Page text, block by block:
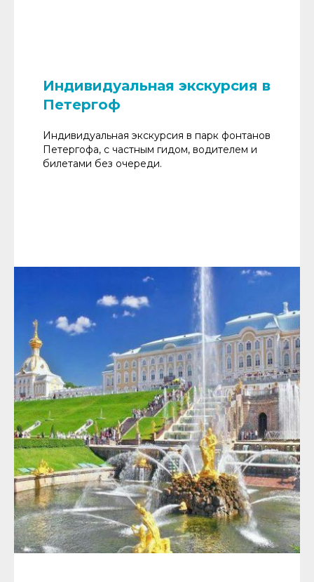
Индивидуальная экскурсия в
Петергоф
Индивидуальная экскурсия в парк фонтанов
Петергофа, с частным гидом, водителем и
билетами без очереди.